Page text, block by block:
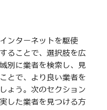
ンターネットを駆使
ることで、選択肢を広
別に業者を検索し、見
とで、より良い業者を
ょう。次のセクション
した業者を見つける方